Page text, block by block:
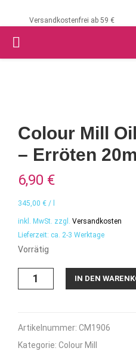
Versandkostenfrei ab 59 €
PRIMARY
Colour Mill
– Erröten
6,90 €
345,00 € /
inkl. MwSt. zzgl. Versandkosten
Lieferzeit: ca. 2-3 Werktage
Vorrätig
Colour
Blush
Erröten
IN DEN
Artikelnummer: CM1906
Kategorie: Colour Mill